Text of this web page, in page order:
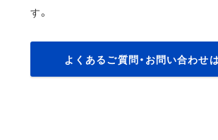
す。
よくあるご質問・お問い合わせ